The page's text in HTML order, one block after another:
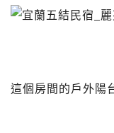
這個房間的戶外陽